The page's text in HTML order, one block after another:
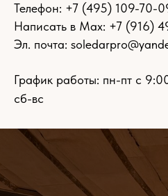
Телефон: +7 (495) 109-70-
Написать в Max: +7 (916)
Эл. почта:
График работы: пн-пт с
сб-вс